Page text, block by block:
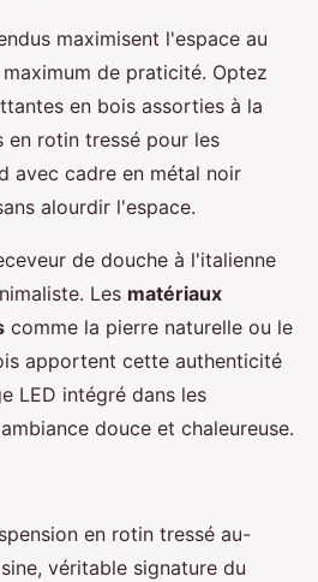
maximisent l'espace au
de praticité. Optez
en bois assorties à la
en rotin tressé pour les
avec cadre en métal noir
alourdir l'espace.
de douche à l'italienne
Les matériaux
comme la pierre naturelle ou le
apportent cette authenticité
LED intégré dans les
douce et chaleureuse.
en rotin tressé au-
véritable signature du